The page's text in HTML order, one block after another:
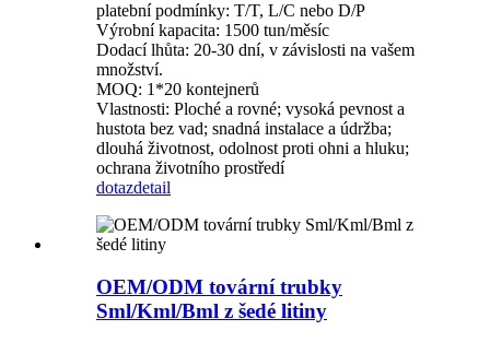
platební podmínky: T/T, L/C nebo D/P
Výrobní kapacita: 1500 tun/měsíc
Dodací lhůta: 20-30 dní, v závislosti na vašem
množství.
MOQ: 1*20 kontejnerů
Vlastnosti: Ploché a rovné; vysoká pevnost a
hustota bez vad; snadná instalace a údržba;
dlouhá životnost, odolnost proti ohni a hluku;
ochrana životního prostředí
dotazdetail
OEM/ODM tovární trubky
Sml/Kml/Bml z šedé litiny